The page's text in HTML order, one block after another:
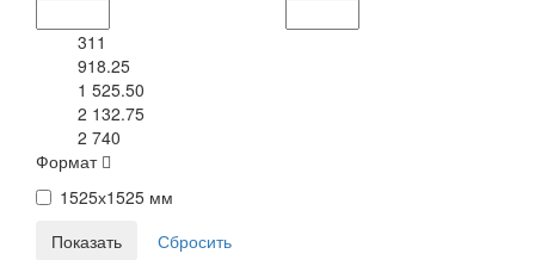
311
918.25
1 525.50
2 132.75
2 740
Формат
1525х1525 мм